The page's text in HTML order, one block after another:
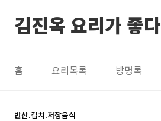
김진옥 요리가 좋다
홈 요리목록 방명록
반찬.김치.저장음식